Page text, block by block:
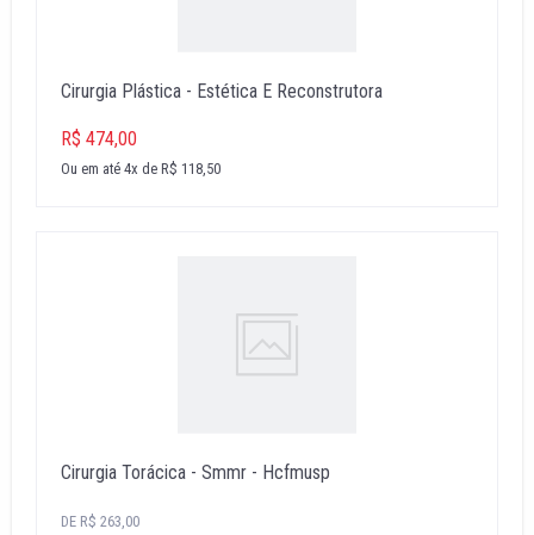
Cirurgia Plástica - Estética E Reconstrutora
R$ 474,00
Ou em até 4x de R$ 118,50
Cirurgia Torácica - Smmr - Hcfmusp
DE R$ 263,00